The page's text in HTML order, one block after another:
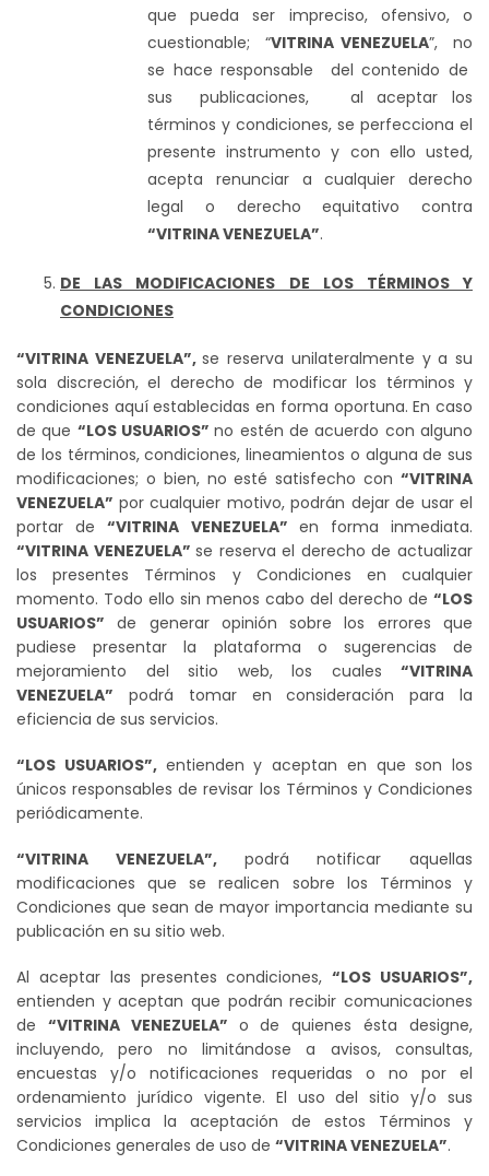
que pueda ser impreciso, ofensivo, o
cuestionable; “VITRINA VENEZUELA”, no
se hace responsable del contenido de
sus publicaciones, al aceptar los
términos y condiciones, se perfecciona el
presente instrumento y con ello usted,
acepta renunciar a cualquier derecho
legal o derecho equitativo contra
“VITRINA VENEZUELA”.
DE LAS MODIFICACIONES DE LOS TÉRMINOS Y
CONDICIONES
“VITRINA VENEZUELA”,se reserva unilateralmente y a su
sola discreción, el derecho de modificar los términos y
condiciones aquí establecidas en forma oportuna. En caso
de que “LOS USUARIOS”no estén de acuerdo con alguno
de los términos, condiciones, lineamientos o alguna de sus
modificaciones; o bien, no esté satisfecho con “VITRINA
VENEZUELA” por cualquier motivo, podrán dejar de usar el
portar de“VITRINA VENEZUELA” en forma inmediata.
“VITRINA VENEZUELA”se reserva el derecho de actualizar
los presentes Términos y Condiciones en cualquier
momento. Todo ello sin menos cabo del derecho de “LOS
USUARIOS” de generar opinión sobre los errores que
pudiese presentar la plataforma o sugerencias de
mejoramiento del sitio web, los cuales “VITRINA
VENEZUELA” podrá tomar en consideración para la
eficiencia de sus servicios.
“LOS USUARIOS”, entienden y aceptan en que son los
únicos responsables de revisar los Términos y Condiciones
periódicamente.
“VITRINA VENEZUELA”, podrá notificar aquellas
modificaciones que se realicen sobre los Términos y
Condiciones que sean de mayor importancia mediante su
publicación en su sitio web.
Al aceptar las presentes condiciones,“LOS USUARIOS”,
entienden y aceptan que podrán recibir comunicaciones
de “VITRINA VENEZUELA” o de quienes ésta designe,
incluyendo, pero no limitándose a avisos, consultas,
encuestas y/o notificaciones requeridas o no por el
ordenamiento jurídico vigente. El uso del sitio y/o sus
servicios implica la aceptación de estos Términos y
Condiciones generales de uso de “VITRINA VENEZUELA”.